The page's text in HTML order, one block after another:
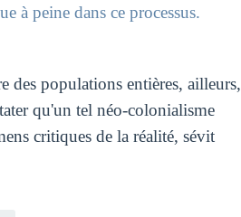
à peine dans ce processus.
des populations entières, ailleurs,
qu'un tel néo-colonialisme
critiques de la réalité, sévit